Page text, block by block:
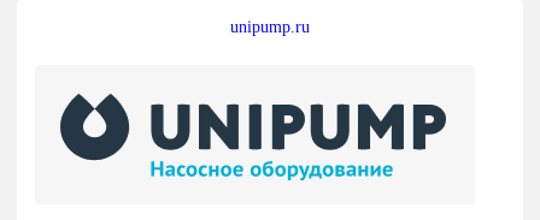
unipump.ru